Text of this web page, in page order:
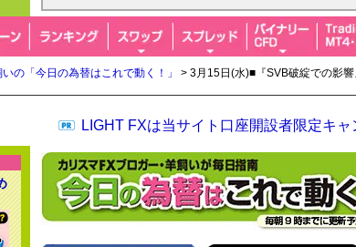
いの「今日の為替はこれで動く！」
> 3月15日(水)■『SVB破綻での影
LIGHT FXは当サイト口座開設者限定キ